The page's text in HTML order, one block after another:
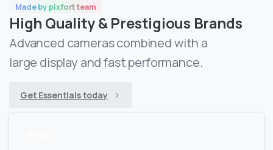
Made by pixfort team
High Quality & Prestigious Brands
Advanced cameras combined with a
large display and fast performance.
Get Essentials today